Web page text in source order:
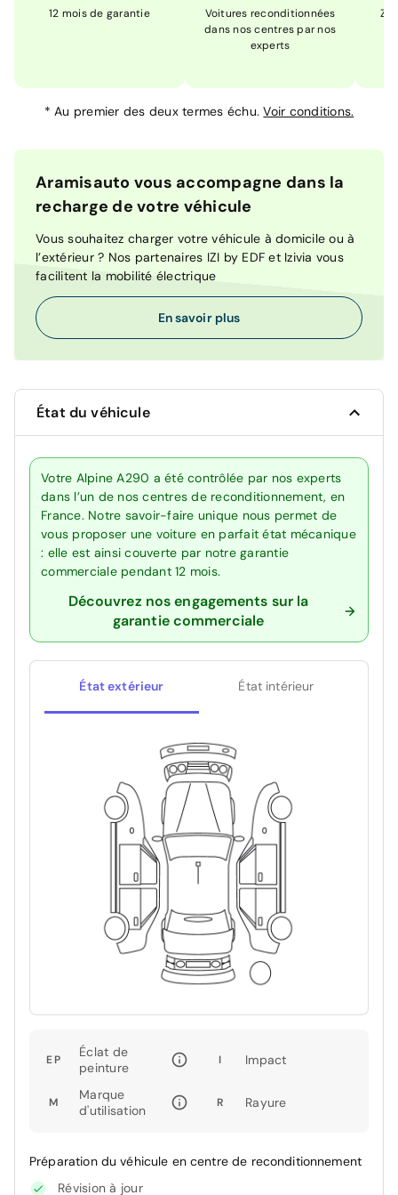
12 mois de garantie
Voitures reconditionnées
dans nos centres par nos
experts
*Au premier des deux termes échu.Voir conditions.
Aramisauto vous accompagne dans la
recharge de votre véhicule
Vous souhaitez charger votre véhicule à domicile ou à
l’extérieur ? Nos partenaires IZI by EDF et Izivia vous
facilitent la mobilité électrique
En savoir plus
État du véhicule
Votre Alpine A290 a été contrôlée par nos experts
dans l’un de nos centres de reconditionnement, en
France. Notre savoir-faire unique nous permet de
vous proposer une voiture en parfait état mécanique
: elle est ainsi couverte par notre garantie
commerciale pendant 12 mois.
Découvrez nos engagements sur la
garantie commerciale
État extérieur État intérieur
EP
Éclat de
peinture
I Impact
M
Marque
d'utilisation
R Rayure
Préparation du véhicule en centre de reconditionnement
Révision à jour